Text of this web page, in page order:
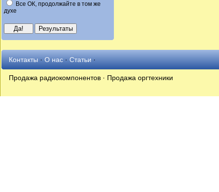
Все ОК, продолжайте в том же
духе
Контакты·О нас·Статьи·
Продажа радиокомпонентов · Продажа оргтехники